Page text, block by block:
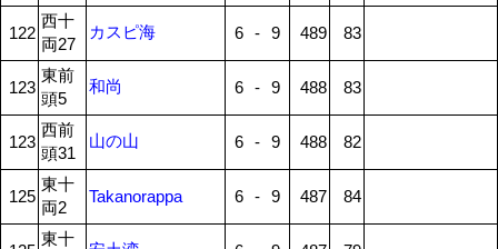
122
西十
両27
カスピ海 6 - 9 489 83
123
東前
頭5
和尚 6 - 9 488 83
123
西前
頭31
山の山 6 - 9 488 82
125
東十
両2
Takanorappa 6 - 9 487 84
東十